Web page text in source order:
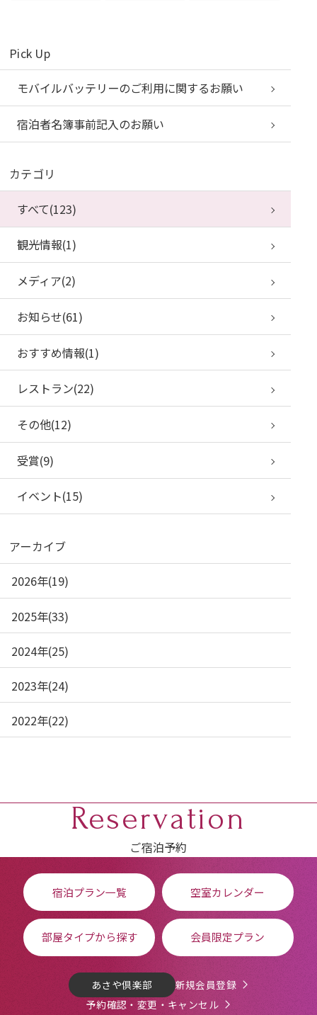
Pick Up
モバイルバッテリーのご利用に関するお願い
宿泊者名簿事前記入のお願い
カテゴリ
すべて(123)
観光情報(1)
メディア(2)
お知らせ(61)
おすすめ情報(1)
レストラン(22)
その他(12)
受賞(9)
イベント(15)
アーカイブ
2026年(19)
2025年(33)
2024年(25)
2023年(24)
2022年(22)
Reservation
ご宿泊予約
宿泊プラン一覧 空室カレンダー
部屋タイプから探す 会員限定プラン
あさや倶楽部
新規会員登録
予約確認・変更・キャンセル